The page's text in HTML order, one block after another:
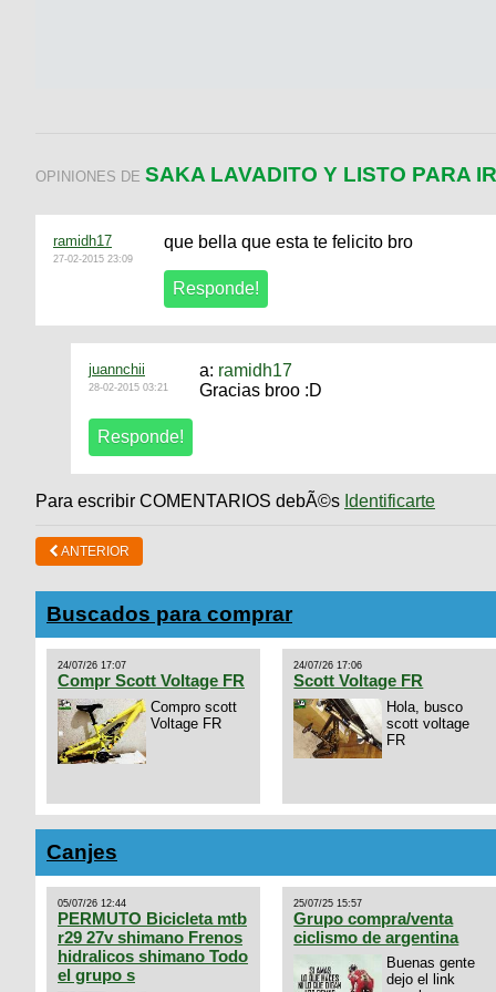
OPINIONES DE SAKA LAVADITO Y LISTO PARA
ramidh17
27-02-2015 23:09
que bella que esta te felicito bro
juannchii
28-02-2015 03:21
a: ramidh17
Gracias broo :D
Para escribir COMENTARIOS debÃ©s Identificarte
ANTERIOR
Buscados para comprar
24/07/26 17:07
Compr Scott Voltage FR
Compro scott
Voltage FR
24/07/26 17:06
Scott Voltage FR
Hola, busco
scott voltage
FR
Canjes
05/07/26 12:44
PERMUTO Bicicleta mtb
r29 27v shimano Frenos
hidralicos shimano Todo
el grupo s
25/07/25 15:57
Grupo compra/venta
ciclismo de argentina
Buenas gente
dejo el link